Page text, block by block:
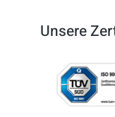
Unsere